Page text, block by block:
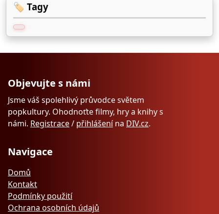
🏷️ Tagy
Objevujte s námi
Jsme váš spolehlivý průvodce světem
popkultury. Ohodnoťte filmy, hry a knihy s
námi. Registrace/ přihlášenína DIV.cz.
Navigace
Domů
Kontakt
Podmínky použití
Ochrana osobních údajů